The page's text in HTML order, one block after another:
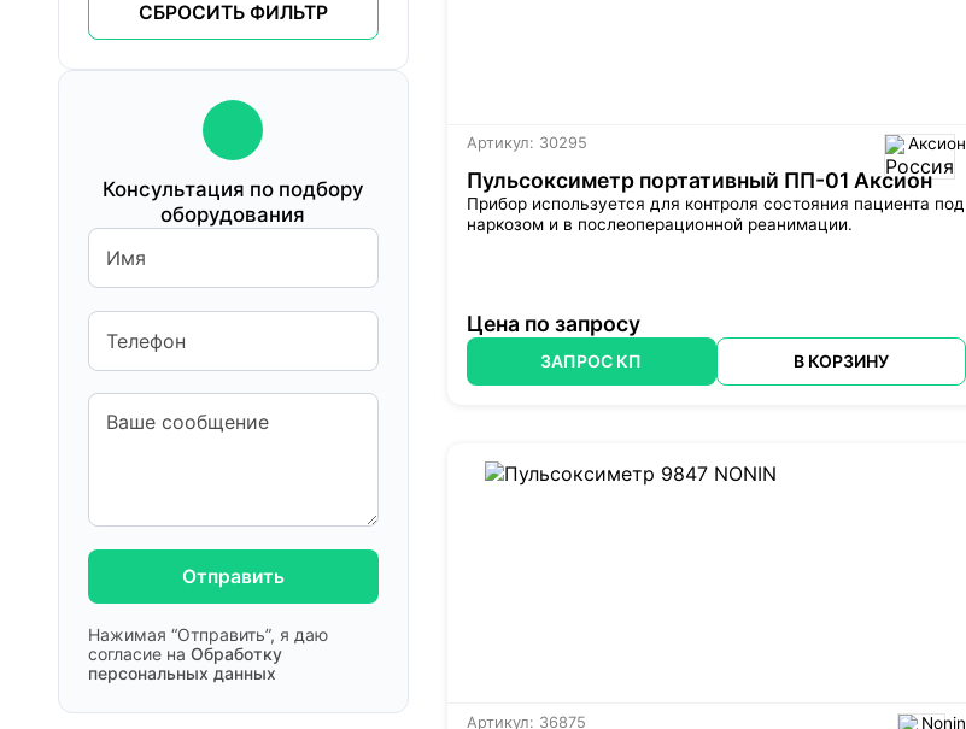
СБРОСИТЬ ФИЛЬТР
Консультация по подбору
оборудования
Отправить
Нажимая “Отправить”, я даю
согласие на Обработку
персональных данных
Артикул: 30295 Аксион
Пульсоксиметр портативный ПП-01 Аксион
Прибор используется для контроля состояния пациента под
наркозом и в послеоперационной реанимации.
Цена по запросу
ЗАПРОС КП В КОРЗИНУ
Артикул: 36875 Nonin